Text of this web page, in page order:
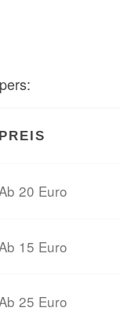
PREIS
20 Euro
15 Euro
25 Euro